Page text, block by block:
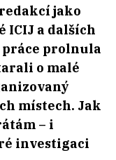
jako
ICIJ a dalších
práce prolnula
o malé
místech. Jak
– i
investigaci